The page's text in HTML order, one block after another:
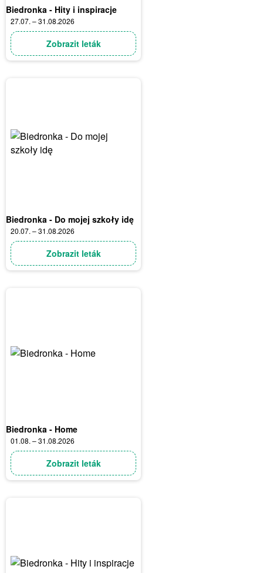
Biedronka - Hity i inspiracje
27.07. – 31.08.2026
Zobrazit leták
Biedronka - Do mojej szkoły idę
20.07. – 31.08.2026
Zobrazit leták
Biedronka - Home
01.08. – 31.08.2026
Zobrazit leták